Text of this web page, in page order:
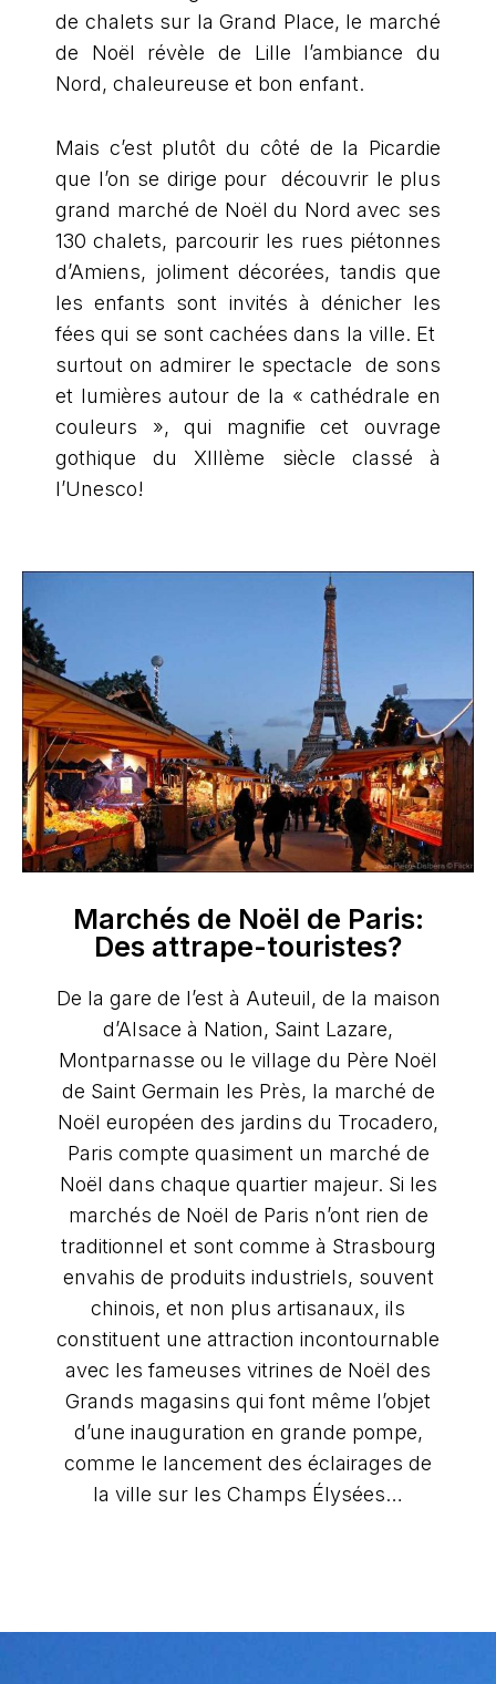
de chalets sur la Grand Place, le marché
de Noël révèle de Lille l’ambiance du
Nord, chaleureuse et bon enfant.
Mais c’est plutôt du côté de la Picardie
que l’on se dirige pour découvrir le plus
grand marché de Noël du Nord avec ses
130 chalets, parcourir les rues piétonnes
d’Amiens, joliment décorées, tandis que
les enfants sont invités à dénicher les
fées qui se sont cachées dans la ville. Et
surtout on admirer le spectacle de sons
et lumières autour de la « cathédrale en
couleurs », qui magnifie cet ouvrage
gothique du XIIIème siècle classé à
l’Unesco!
Marchés de Noël de Paris:
Des attrape-touristes?
De la gare de l’est à Auteuil, de la maison
d’Alsace à Nation, Saint Lazare,
Montparnasse ou le village du Père Noël
de Saint Germain les Près, la marché de
Noël européen des jardins du Trocadero,
Paris compte quasiment un marché de
Noël dans chaque quartier majeur. Si les
marchés de Noël de Paris n’ont rien de
traditionnel et sont comme à Strasbourg
envahis de produits industriels, souvent
chinois, et non plus artisanaux, ils
constituent une attraction incontournable
avec les fameuses vitrines de Noël des
Grands magasins qui font même l’objet
d’une inauguration en grande pompe,
comme le lancement des éclairages de
la ville sur les Champs Élysées…